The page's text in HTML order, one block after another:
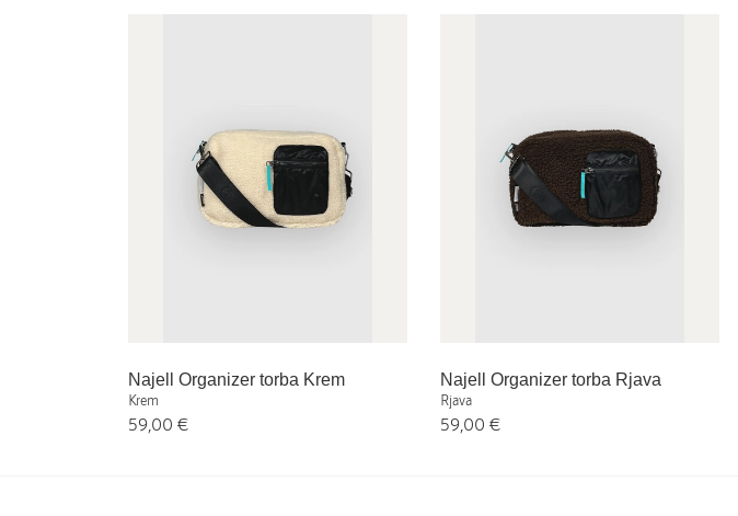
Najell Organizer torba Krem
Krem
59,00 €
Najell Organizer torba Rjava
Rjava
59,00 €